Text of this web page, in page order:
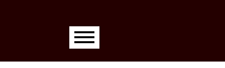
Main menu